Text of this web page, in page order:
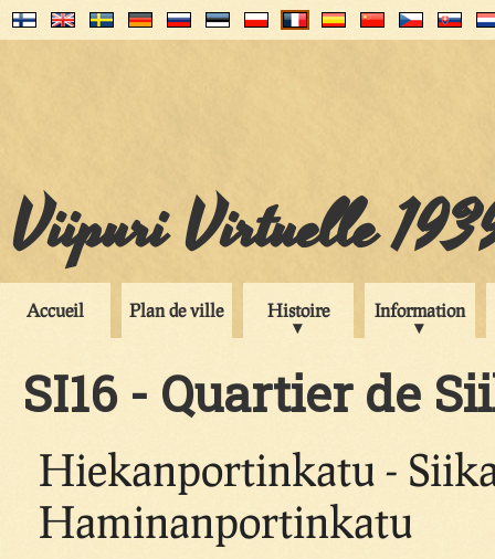
Viipuri Virtuelle
Accueil Plan de ville Histoire Information
SI16 - Quartier de
Hiekanportinkatu -
Haminanportinkatu